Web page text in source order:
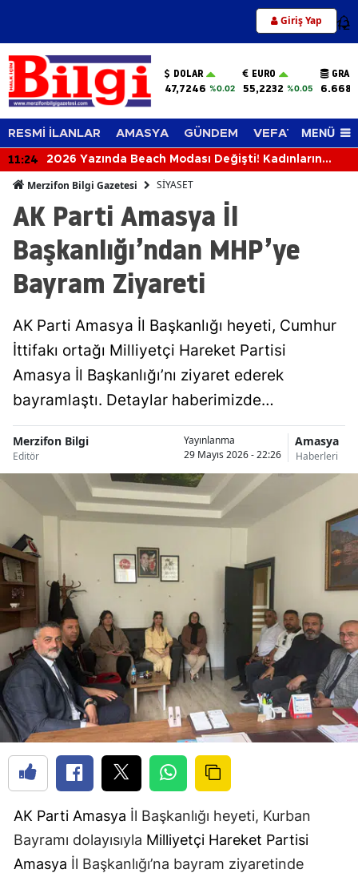
Giriş Yap 12
DOLAR
47,7246 %0.02
EURO
55,2232 %0.05
RESMİ İLANLAR AMASYA GÜNDEM VEFAT EDENLER
MENÜ
11:24
2026 Yazında Beach Modası Değişti! Kadınların
Merzifon Bilgi Gazetesi SİYASET
AK Parti Amasya İl
Başkanlığı’ndan MHP’ye
Bayram Ziyareti
AK Parti Amasya İl Başkanlığı heyeti, Cumhur
İttifakı ortağı Milliyetçi Hareket Partisi
Amasya İl Başkanlığı’nı ziyaret ederek
bayramlaştı. Detaylar haberimizde…
Merzifon Bilgi
Editör
Yayınlanma
29 Mayıs 2026 - 22:26
Amasya
Haberleri
AK Parti Amasya İl Başkanlığı heyeti, Kurban
Bayramı dolayısıyla Milliyetçi Hareket Partisi
Amasya İl Başkanlığı’na bayram ziyaretinde